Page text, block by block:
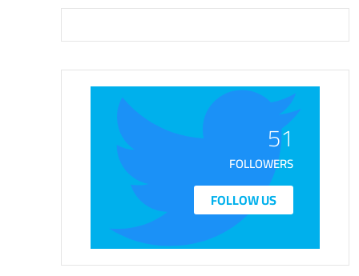
51
FOLLOWERS
FOLLOW US